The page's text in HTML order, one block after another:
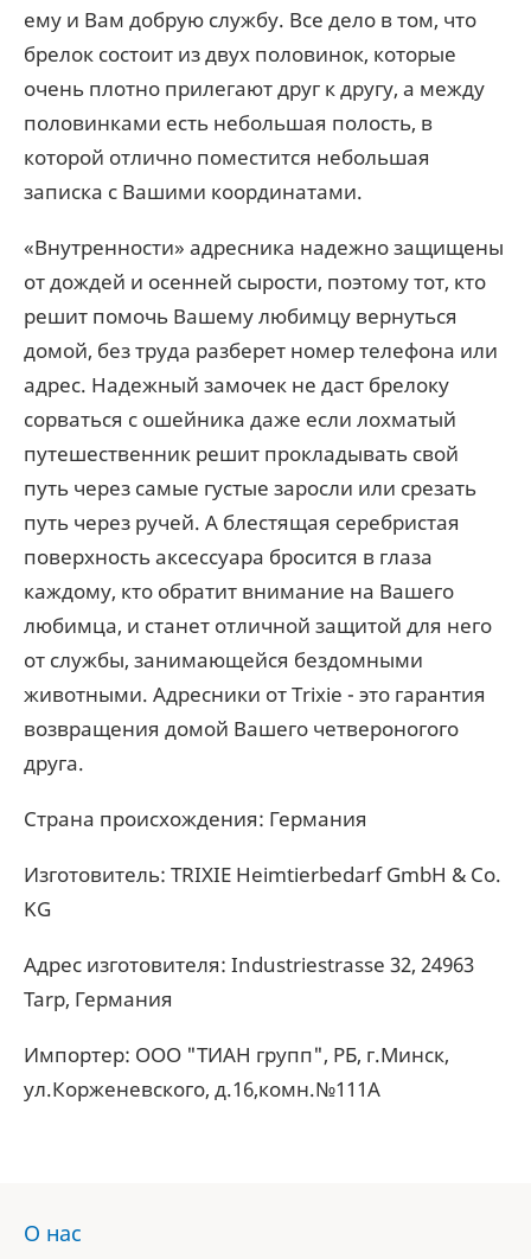
ему и Вам добрую службу. Все дело в том, что
брелок состоит из двух половинок, которые
очень плотно прилегают друг к другу, а между
половинками есть небольшая полость, в
которой отлично поместится небольшая
записка с Вашими координатами.
«Внутренности» адресника надежно защищены
от дождей и осенней сырости, поэтому тот, кто
решит помочь Вашему любимцу вернуться
домой, без труда разберет номер телефона или
адрес. Надежный замочек не даст брелоку
сорваться с ошейника даже если лохматый
путешественник решит прокладывать свой
путь через самые густые заросли или срезать
путь через ручей. А блестящая серебристая
поверхность аксессуара бросится в глаза
каждому, кто обратит внимание на Вашего
любимца, и станет отличной защитой для него
от службы, занимающейся бездомными
животными. Адресники от Trixie - это гарантия
возвращения домой Вашего четвероногого
друга.
Страна происхождения: Германия
Изготовитель: TRIXIE Heimtierbedarf GmbH & Co.
KG
Адрес изготовителя: Industriestrasse 32, 24963
Tarp, Германия
Импортер: ООО "ТИАН групп", РБ, г.Минск,
ул.Корженевского, д.16,комн.№111А
О нас